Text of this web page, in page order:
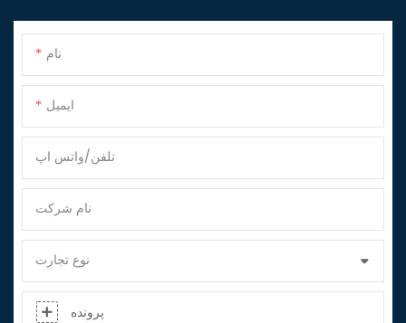
نام
ایمیل
تلفن/واتس اپ
نام شرکت
نوع تجارت
پرونده